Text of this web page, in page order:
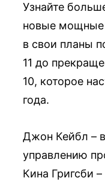
Узнайте
новые мощные
в свои планы
11 до
10, которое
года.
Джон Кейбл –
управлению
Кина Григсби